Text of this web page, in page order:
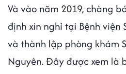
Và vào năm 2019, chàng
định xin nghỉ tại Bệnh viện
và thành lập phòng khám
Nguyên. Đây được xem là